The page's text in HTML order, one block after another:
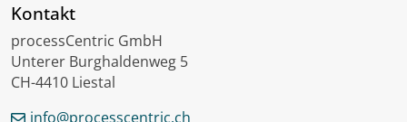
Kontakt
processCentric GmbH
Unterer Burghaldenweg 5
CH-4410 Liestal
info@processcentric.ch